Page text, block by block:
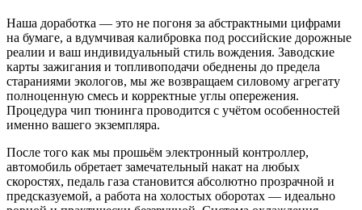
Наша доработка — это не погоня за абстрактными цифрами
на бумаге, а вдумчивая калибровка под российские дорожные
реалии и ваш индивидуальный стиль вождения. Заводские
карты зажигания и топливоподачи обеднены до предела
стараниями экологов, мы же возвращаем силовому агрегату
полноценную смесь и корректные углы опережения.
Процедура чип тюнинга проводится с учётом особенностей
именно вашего экземпляра.
После того как мы прошьём электронный контроллер,
автомобиль обретает замечательный накат на любых
скоростях, педаль газа становится абсолютно прозрачной и
предсказуемой, а работа на холостых оборотах — идеально